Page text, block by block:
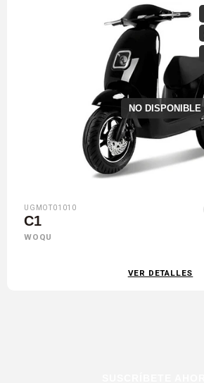
NO DISPONIBLE
UGMOT01010
C1
WOQU
VER DETALLES